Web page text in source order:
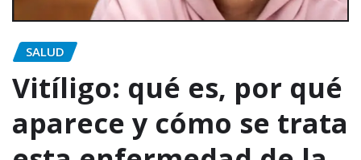
SALUD
Vitíligo: qué es, por qué
aparece y cómo se trata